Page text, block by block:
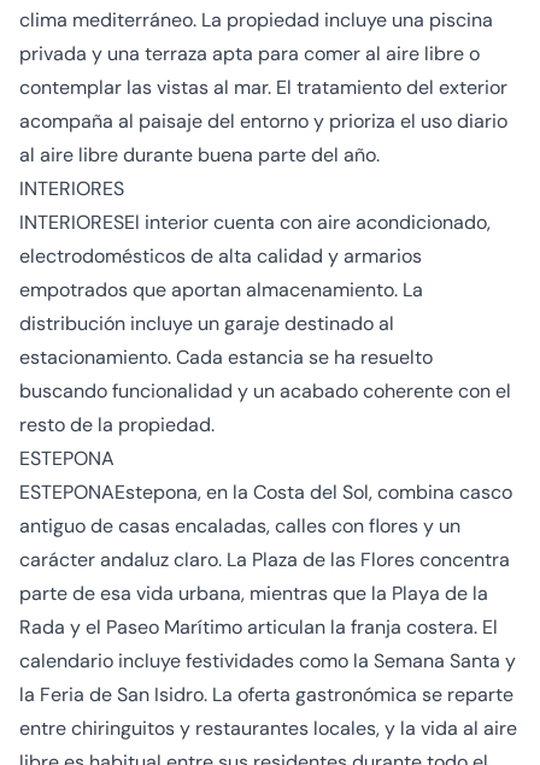
clima mediterráneo. La propiedad incluye una piscina
privada y una terraza apta para comer al aire libre o
contemplar las vistas al mar. El tratamiento del exterior
acompaña al paisaje del entorno y prioriza el uso diario
al aire libre durante buena parte del año.
INTERIORES
INTERIORESEl interior cuenta con aire acondicionado,
electrodomésticos de alta calidad y armarios
empotrados que aportan almacenamiento. La
distribución incluye un garaje destinado al
estacionamiento. Cada estancia se ha resuelto
buscando funcionalidad y un acabado coherente con el
resto de la propiedad.
ESTEPONA
ESTEPONAEstepona, en la Costa del Sol, combina casco
antiguo de casas encaladas, calles con flores y un
carácter andaluz claro. La Plaza de las Flores concentra
parte de esa vida urbana, mientras que la Playa de la
Rada y el Paseo Marítimo articulan la franja costera. El
calendario incluye festividades como la Semana Santa y
la Feria de San Isidro. La oferta gastronómica se reparte
entre chiringuitos y restaurantes locales, y la vida al aire